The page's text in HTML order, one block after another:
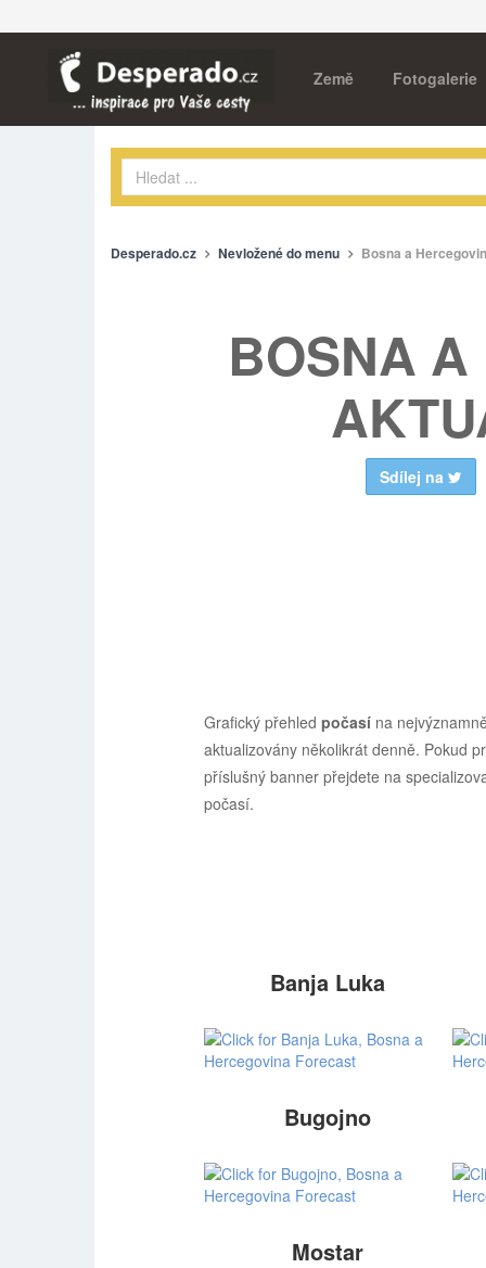
Země Fotogalerie
Desperado.cz Nevložené do menu Bosna a
BOSNA A
Sdílej na
Grafický přehled počasína
aktualizovány několikrát denně. Pokud
příslušný banner přejdete na
počasí.
Banja Luka
Bugojno
Mostar